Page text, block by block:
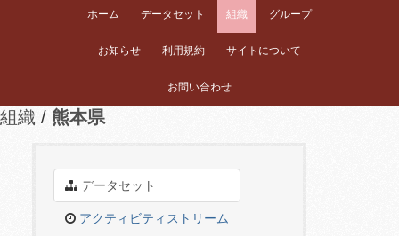
ホーム データセット 組織 グループ
お知らせ 利用規約 サイトについて
お問い合わせ
組織 熊本県
データセット
アクティビティストリーム